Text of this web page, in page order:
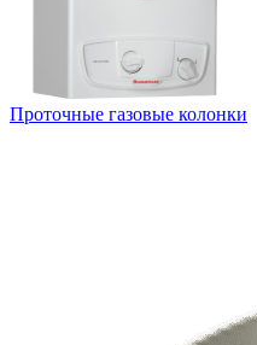
Проточные газовые колонки